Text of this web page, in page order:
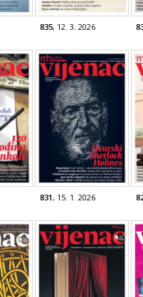
835, 12. 3. 2026
831 , 15. 1. 2026